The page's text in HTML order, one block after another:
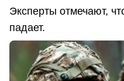
Эксперты отмечают,
падает.